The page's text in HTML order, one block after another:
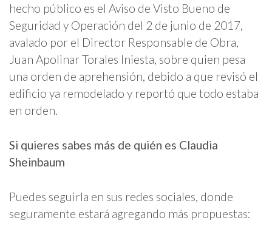
hecho público es el Aviso de Visto Bueno de
Seguridad y Operación del 2 de junio de 2017,
avalado por el Director Responsable de Obra,
Juan Apolinar Torales Iniesta, sobre quien pesa
una orden de aprehensión, debido a que revisó el
edificio ya remodelado y reportó que todo estaba
en orden.
Si quieres sabes más de quién es Claudia
Sheinbaum
Puedes seguirla en sus redes sociales, donde
seguramente estará agregando más propuestas: